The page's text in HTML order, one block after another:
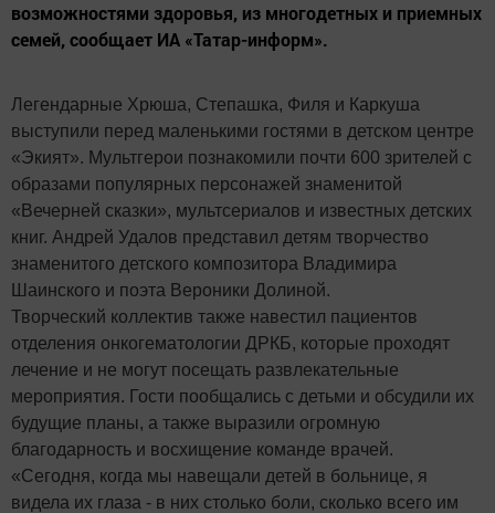
возможностями здоровья, из многодетных и приемных
семей, сообщает ИА «Татар-информ».
Легендарные Хрюша, Степашка, Филя и Каркуша
выступили перед маленькими гостями в детском центре
«Экият». Мультгерои познакомили почти 600 зрителей с
образами популярных персонажей знаменитой
«Вечерней сказки», мультсериалов и известных детских
книг. Андрей Удалов представил детям творчество
знаменитого детского композитора Владимира
Шаинского и поэта Вероники Долиной.
Творческий коллектив также навестил пациентов
отделения онкогематологии ДРКБ, которые проходят
лечение и не могут посещать развлекательные
мероприятия. Гости пообщались с детьми и обсудили их
будущие планы, а также выразили огромную
благодарность и восхищение команде врачей.
«Сегодня, когда мы навещали детей в больнице, я
видела их глаза - в них столько боли, сколько всего им